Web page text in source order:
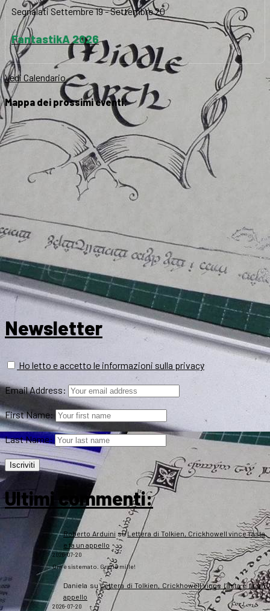
SegnalatiSettembre 19-Settembre 20
FantastikA 2026
Vedi Calendario
Mappa dei prossimi eventi:
Newsletter
Ho letto e accetto le informazioni sulla privacy
Email Address:
First Name:
Last Name:
Ultimi commenti:
Roberto Arduini suLettera di Tolkien, Crickhowell vince l’asta
e fa un appello
2026-07-20
Ora è sistemato. Grazie mille!
Daniela suLettera di Tolkien, Crickhowell vince l’asta e fa un
appello
2026-07-20